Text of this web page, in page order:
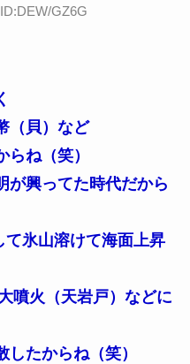
GZ6G
（貝）など
ね（笑）
が興ってた時代だから
氷山溶けて海面上昇
噴火（天岩戸）などに
したからね（笑）